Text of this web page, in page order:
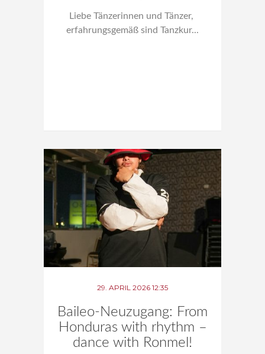
Liebe Tänzerinnen und Tänzer,
erfahrungsgemäß sind Tanzkur...
29. APRIL 2026 12:35
Baileo-Neuzugang: From
Honduras with rhythm –
dance with Ronmel!